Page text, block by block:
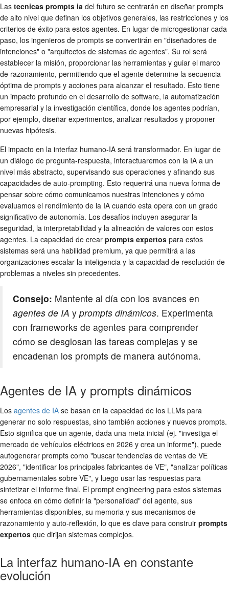
Las tecnicas prompts ia del futuro se centrarán en diseñar prompts
de alto nivel que definan los objetivos generales, las restricciones y los
criterios de éxito para estos agentes. En lugar de microgestionar cada
paso, los ingenieros de prompts se convertirán en "diseñadores de
intenciones" o "arquitectos de sistemas de agentes". Su rol será
establecer la misión, proporcionar las herramientas y guiar el marco
de razonamiento, permitiendo que el agente determine la secuencia
óptima de prompts y acciones para alcanzar el resultado. Esto tiene
un impacto profundo en el desarrollo de software, la automatización
empresarial y la investigación científica, donde los agentes podrían,
por ejemplo, diseñar experimentos, analizar resultados y proponer
nuevas hipótesis.
El impacto en la interfaz humano-IA será transformador. En lugar de
un diálogo de pregunta-respuesta, interactuaremos con la IA a un
nivel más abstracto, supervisando sus operaciones y afinando sus
capacidades de auto-prompting. Esto requerirá una nueva forma de
pensar sobre cómo comunicamos nuestras intenciones y cómo
evaluamos el rendimiento de la IA cuando esta opera con un grado
significativo de autonomía. Los desafíos incluyen asegurar la
seguridad, la interpretabilidad y la alineación de valores con estos
agentes. La capacidad de crear prompts expertos para estos
sistemas será una habilidad premium, ya que permitirá a las
organizaciones escalar la inteligencia y la capacidad de resolución de
problemas a niveles sin precedentes.
Consejo: Mantente al día con los avances en
agentes de IA y prompts dinámicos. Experimenta
con frameworks de agentes para comprender
cómo se desglosan las tareas complejas y se
encadenan los prompts de manera autónoma.
Agentes de IA y prompts dinámicos
Los agentes de IA se basan en la capacidad de los LLMs para
generar no solo respuestas, sino también acciones y nuevos prompts.
Esto significa que un agente, dada una meta inicial (ej. "investiga el
mercado de vehículos eléctricos en 2026 y crea un informe"), puede
autogenerar prompts como "buscar tendencias de ventas de VE
2026", "identificar los principales fabricantes de VE", "analizar políticas
gubernamentales sobre VE", y luego usar las respuestas para
sintetizar el informe final. El prompt engineering para estos sistemas
se enfoca en cómo definir la "personalidad" del agente, sus
herramientas disponibles, su memoria y sus mecanismos de
razonamiento y auto-reflexión, lo que es clave para construir prompts
expertos que dirijan sistemas complejos.
La interfaz humano-IA en constante
evolución